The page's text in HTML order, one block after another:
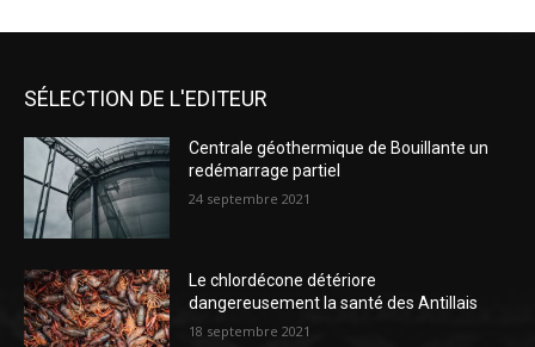
SÉLECTION DE L'EDITEUR
Centrale géothermique de Bouillante un
redémarrage partiel
24 septembre 2021
Le chlordécone détériore
dangereusement la santé des Antillais
18 septembre 2021